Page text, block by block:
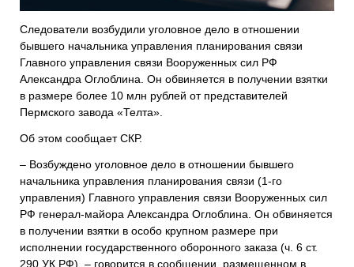
Следователи возбудили уголовное дело в отношении
бывшего начальника управления планирования связи
Главного управления связи Вооруженных сил РФ
Александра Оглоблина. Он обвиняется в получении взятки
в размере более 10 млн рублей от представителей
Пермского завода «Телта».
Об этом сообщает СКР.
– Возбуждено уголовное дело в отношении бывшего
начальника управления планирования связи (1-го
управления) Главного управления связи Вооруженных сил
РФ генерал-майора Александра Оглоблина. Он обвиняется
в получении взятки в особо крупном размере при
исполнении государственного оборонного заказа (ч. 6 ст.
290 УК РФ), – говорится в сообщении, размещенном в